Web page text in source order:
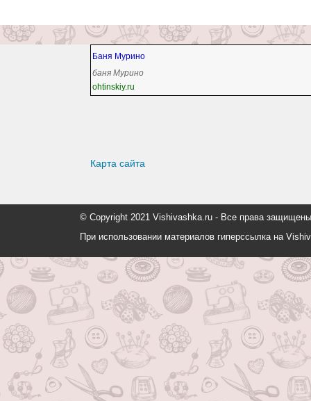
Баня Мурино
баня Мурино
ohtinskiy.ru
Карта сайта
© Copyright 2021 Vishivashka.ru - Все права
При использовании материалов гиперссылка на